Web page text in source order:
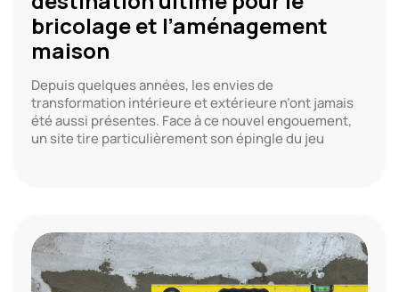
bricolage et l’aménagement
maison
Depuis quelques années, les envies de
transformation intérieure et extérieure n’ont jamais
été aussi présentes. Face à ce nouvel engouement,
un site tire particulièrement son épingle du jeu